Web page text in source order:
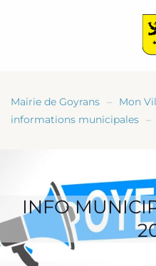
Mairie de Goyrans Mon
informations municipales
INFO